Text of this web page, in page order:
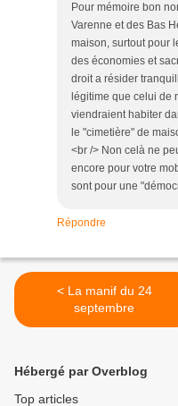
Pour mémoire bon
Varenne et des Bas
maison, surtout pour
des économies et
droit a résider
légitime que celui de
viendraient habiter
le "cimetière" de
<br /> Non celà ne
encore pour votre
sont pour une
Répondre
< La manif du 24
septembre
Hébergé par Overblog
Top articles